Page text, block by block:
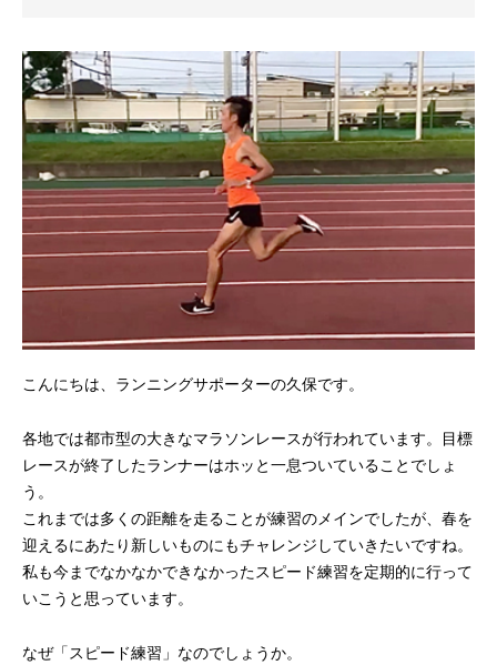
こんにちは、ランニングサポーターの久保です。
各地では都市型の大きなマラソンレースが行われています。目標
レースが終了したランナーはホッと一息ついていることでしょ
う。
これまでは多くの距離を走ることが練習のメインでしたが、春を
迎えるにあたり新しいものにもチャレンジしていきたいですね。
私も今までなかなかできなかったスピード練習を定期的に行って
いこうと思っています。
なぜ「スピード練習」なのでしょうか。